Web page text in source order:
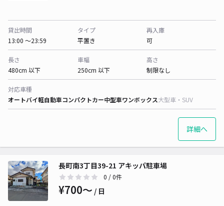
貸出時間
13:00 〜23:59
タイプ
平置き
再入庫
可
長さ
480cm 以下
車幅
250cm 以下
高さ
制限なし
対応車種
オートバイ軽自動車コンパクトカー中型車ワンボックス大型車・SUV
詳細へ
長町南3丁目39-21 アキッパ駐車場
0 / 0件
¥700〜 / 日